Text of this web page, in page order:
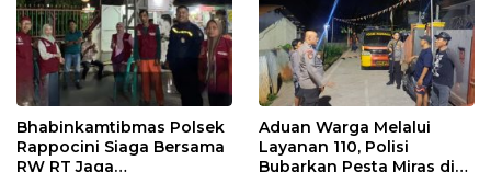
Bhabinkamtibmas Polsek
Rappocini Siaga Bersama
RW RT Jaga
Aduan Warga Melalui
Layanan 110, Polisi
Bubarkan Pesta Miras di